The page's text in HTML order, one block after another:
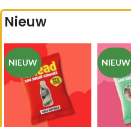
Nieuw
NIEUW NIEUW